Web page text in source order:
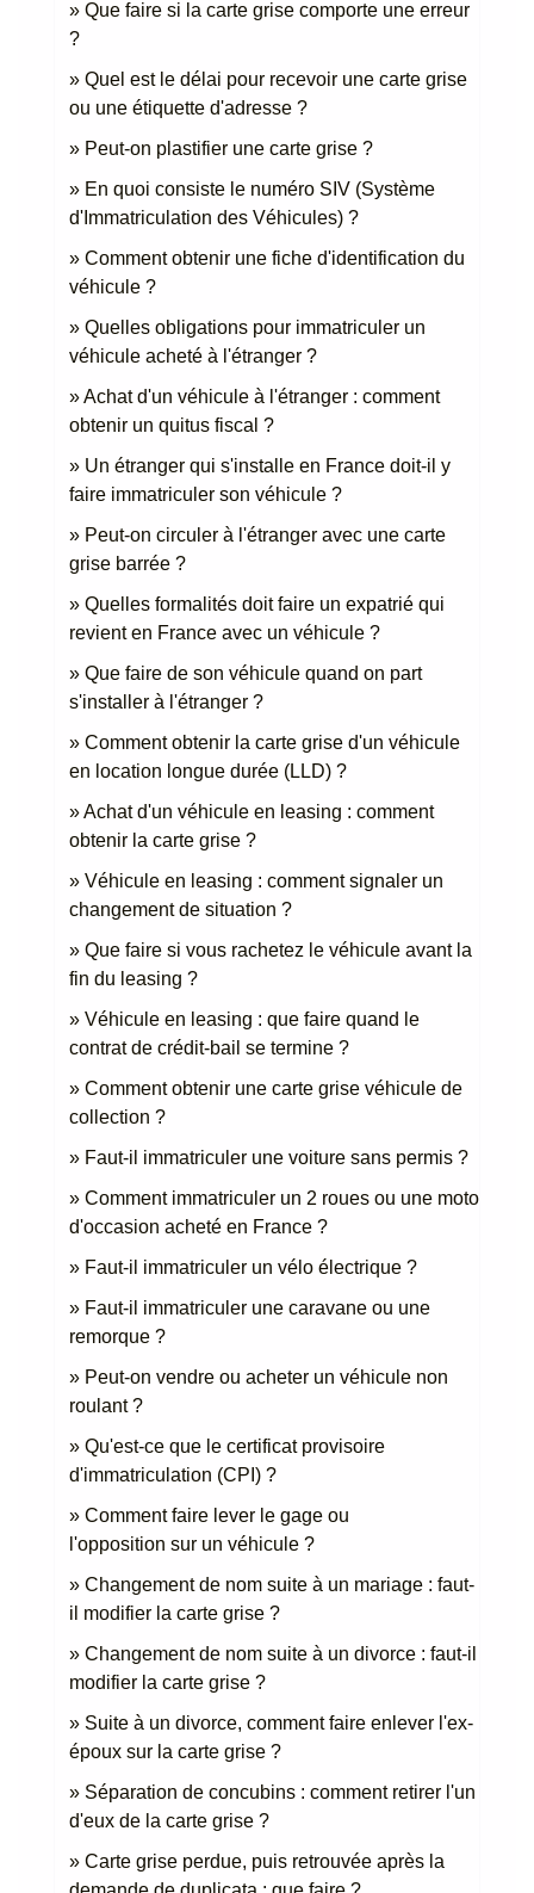
Que faire si la carte grise comporte une erreur
?
Quel est le délai pour recevoir une carte grise
ou une étiquette d'adresse ?
Peut-on plastifier une carte grise ?
En quoi consiste le numéro SIV (Système
d'Immatriculation des Véhicules) ?
Comment obtenir une fiche d'identification du
véhicule ?
Quelles obligations pour immatriculer un
véhicule acheté à l'étranger ?
Achat d'un véhicule à l'étranger : comment
obtenir un quitus fiscal ?
Un étranger qui s'installe en France doit-il y
faire immatriculer son véhicule ?
Peut-on circuler à l'étranger avec une carte
grise barrée ?
Quelles formalités doit faire un expatrié qui
revient en France avec un véhicule ?
Que faire de son véhicule quand on part
s'installer à l'étranger ?
Comment obtenir la carte grise d'un véhicule
en location longue durée (LLD) ?
Achat d'un véhicule en leasing : comment
obtenir la carte grise ?
Véhicule en leasing : comment signaler un
changement de situation ?
Que faire si vous rachetez le véhicule avant la
fin du leasing ?
Véhicule en leasing : que faire quand le
contrat de crédit-bail se termine ?
Comment obtenir une carte grise véhicule de
collection ?
Faut-il immatriculer une voiture sans permis ?
Comment immatriculer un 2 roues ou une moto
d'occasion acheté en France ?
Faut-il immatriculer un vélo électrique ?
Faut-il immatriculer une caravane ou une
remorque ?
Peut-on vendre ou acheter un véhicule non
roulant ?
Qu'est-ce que le certificat provisoire
d'immatriculation (CPI) ?
Comment faire lever le gage ou
l'opposition sur un véhicule ?
Changement de nom suite à un mariage : faut-
il modifier la carte grise ?
Changement de nom suite à un divorce : faut-il
modifier la carte grise ?
Suite à un divorce, comment faire enlever l'ex-
époux sur la carte grise ?
Séparation de concubins : comment retirer l'un
d'eux de la carte grise ?
Carte grise perdue, puis retrouvée après la